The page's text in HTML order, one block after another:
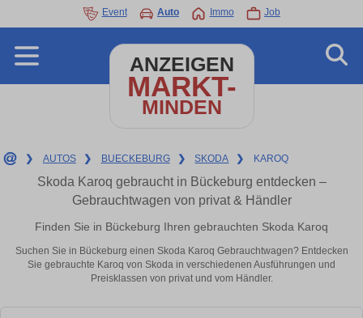
Event Auto Immo Job
ANZEIGEN
MARKT-
MINDEN
❯ AUTOS ❯ BUECKEBURG ❯ SKODA ❯ KAROQ
Skoda Karoq gebraucht in Bückeburg entdecken –
Gebrauchtwagen von privat & Händler
Finden Sie in Bückeburg Ihren gebrauchten Skoda Karoq
Suchen Sie in Bückeburg einen Skoda Karoq Gebrauchtwagen? Entdecken
Sie gebrauchte Karoq von Skoda in verschiedenen Ausführungen und
Preisklassen von privat und vom Händler.